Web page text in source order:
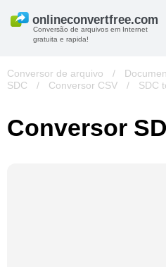
Conversão de arquivos em Internet
gratuita e rapida!
Conversor de arquivo /
SDC
/ Conversor CSV / SDC
Conversor